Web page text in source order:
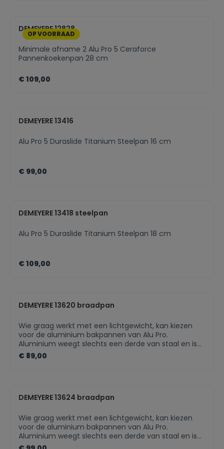
OP VOORRAAD
DEMEYERE 12828
Minimale afname 2 Alu Pro 5 Ceraforce
Pannenkoekenpan 28 cm
€ 109,00
DEMEYERE 13416
Alu Pro 5 Duraslide Titanium Steelpan 16 cm
€ 99,00
DEMEYERE 13418 steelpan
Alu Pro 5 Duraslide Titanium Steelpan 18 cm
€ 109,00
DEMEYERE 13620 braadpan
Wie graag werkt met een lichtgewicht, kan kiezen
voor de aluminium bakpannen van Alu Pro.
Aluminium weegt slechts een derde van staal en is
dus makkelijker hanteerbaar en lief voor je polsen. De
ideale pan voor elke kookenthousiasteling die op
warmtegeleiding TriplInduc®: tot 30% meer
bodem op inductie met extra bodemstabiliteit
dankzij innovatieve vorm Ergonomische greep en
rivetten uit roestvrij staal 18/10 Duraglide Titanium:
duurzame antikleeflaag versterkt met
€ 89,00
DEMEYERE 13624 braadpan
Wie graag werkt met een lichtgewicht, kan kiezen
voor de aluminium bakpannen van Alu Pro.
Aluminium weegt slechts een derde van staal en is
dus makkelijker hanteerbaar en lief voor je polsen. De